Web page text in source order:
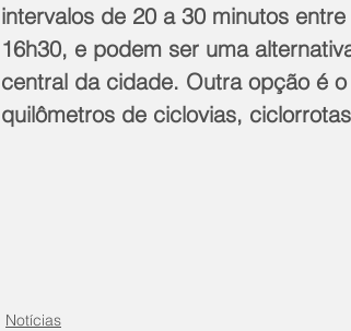
intervalos de 20 a 30 minutos
16h30, e podem ser uma
central da cidade. Outra opção é
quilômetros de ciclovias,
Notícias